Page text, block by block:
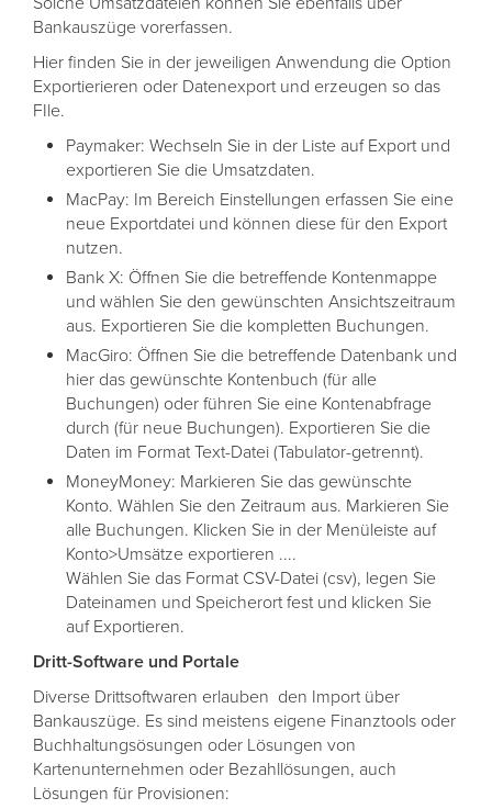
Bankauszüge vorerfassen.
Hier finden Sie in der jeweiligen Anwendung die Option
Exportierieren oder Datenexport und erzeugen so das
FIle.
Paymaker: Wechseln Sie in der Liste auf Export und
exportieren Sie die Umsatzdaten.
MacPay: Im Bereich Einstellungen erfassen Sie eine
neue Exportdatei und können diese für den Export
nutzen.
Bank X: Öffnen Sie die betreffende Kontenmappe
und wählen Sie den gewünschten Ansichtszeitraum
aus. Exportieren Sie die kompletten Buchungen.
MacGiro: Öffnen Sie die betreffende Datenbank und
hier das gewünschte Kontenbuch (für alle
Buchungen) oder führen Sie eine Kontenabfrage
durch (für neue Buchungen). Exportieren Sie die
Daten im Format Text-Datei (Tabulator-getrennt).
MoneyMoney: Markieren Sie das gewünschte
Konto. Wählen Sie den Zeitraum aus. Markieren Sie
alle Buchungen. Klicken Sie in der Menüleiste auf
Konto>Umsätze exportieren ....
Wählen Sie das Format CSV-Datei (csv), legen Sie
Dateinamen und Speicherort fest und klicken Sie
auf Exportieren.
Dritt-Software und Portale
Diverse Drittsoftwaren erlauben den Import über
Bankauszüge. Es sind meistens eigene Finanztools oder
Buchhaltungsösungen oder Lösungen von
Kartenunternehmen oder Bezahllösungen, auch
Lösungen für Provisionen: